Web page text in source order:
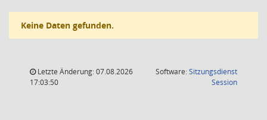
Keine Daten gefunden.
Letzte Änderung: 07.08.2026
17:03:50
Software:Sitzungsdienst
Session(Wird in